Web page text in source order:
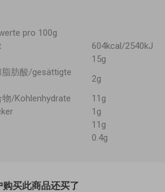
pro 100g
604kcal/2540kJ
15g
肪酸/gesättigte
2g
/Kohlenhydrate
11g
1g
11g
0.4g
购买此商品还买了